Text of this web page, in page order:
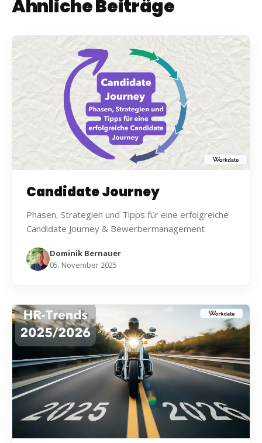
Ähnliche Beiträge
Candidate Journey
Phasen, Strategien und Tipps für eine erfolgreiche
Candidate Journey & Bewerbermanagement
Dominik Bernauer
05. November 2025